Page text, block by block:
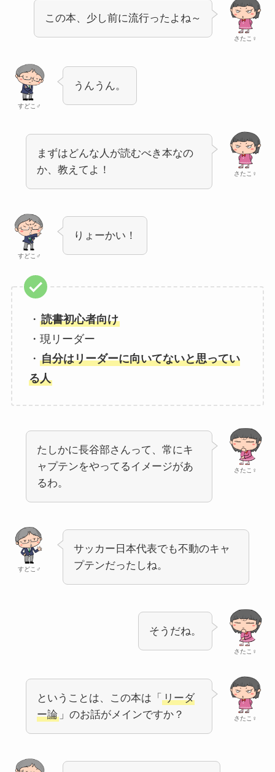
さたこ♀
この本、少し前に流行ったよね～
すどこ♂
うんうん。
さたこ♀
まずはどんな人が読むべき本なの
か、教えてよ！
すどこ♂
りょーかい！
・ 読書初心者向け
・現リーダー
・ 自分はリーダーに向いてないと思ってい
る人
さたこ♀
たしかに長谷部さんって、常にキ
ャプテンをやってるイメージがあ
るわ。
すどこ♂
サッカー日本代表でも不動のキャ
プテンだったしね。
さたこ♀
そうだね。
さたこ♀
ということは、この本は「 リーダ
ー論」のお話がメインですか？